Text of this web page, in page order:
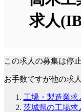
求人
この求人の募集は停
お手数ですが他の求
工場・製造業求
茨城県の工場求